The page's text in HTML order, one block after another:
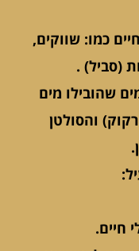
כמו: שווקים,
(סביל) .
שהובילו מים
והסולטן
חיים.